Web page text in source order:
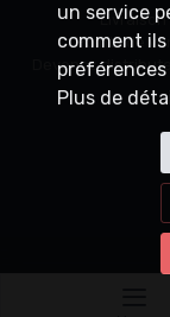
Livraison
Points de
Devenez
un service
comment
Plus de